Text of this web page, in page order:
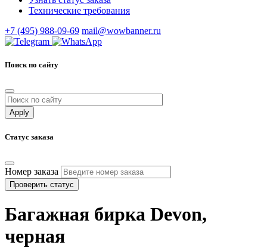
Технические требования
+7 (495) 988-09-69 mail@wowbanner.ru
Поиск по сайту
Статус заказа
Номер заказа
Проверить статус
Багажная бирка Devon,
черная